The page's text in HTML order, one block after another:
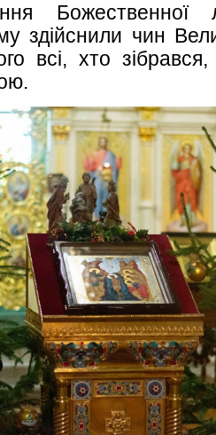
Божественної
здійснили чин
всі, хто